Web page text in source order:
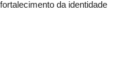
da identidade